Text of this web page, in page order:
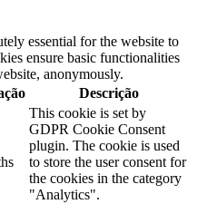
essential for the website to
ensure basic functionalities
anonymously.
Descrição
This cookie is set by
GDPR Cookie Consent
plugin. The cookie is used
to store the user consent for
the cookies in the category
"Analytics".